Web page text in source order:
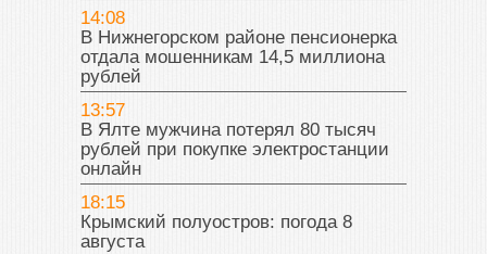
14:08
В Нижнегорском районе пенсионерка
отдала мошенникам 14,5 миллиона
рублей
13:57
В Ялте мужчина потерял 80 тысяч
рублей при покупке электростанции
онлайн
18:15
Крымский полуостров: погода 8
августа